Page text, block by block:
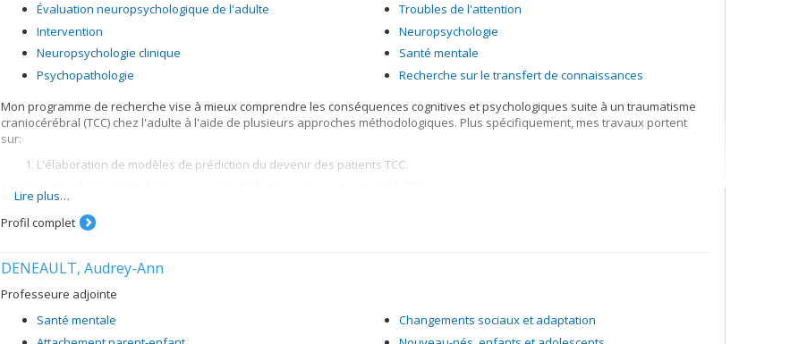
Évaluation neuropsychologique de l'adulte
Intervention
Neuropsychologie clinique
Psychopathologie
Troubles de l'attention
Neuropsychologie
Santé mentale
Recherche sur le transfert de connaissances
Mon programme de recherche vise à mieux comprendre les conséquences cognitives et psychologiques suite à un traumatisme
craniocérébral (TCC) chez l'adulte à l'aide de plusieurs approches méthodologiques. Plus spécifiquement, mes travaux portent
sur:
L'élaboration de modèles de prédiction du devenir des patients TCC.
L'évaluation de l'efficacité de programmes d'interventions et de réadaptations précoces pour les patients TCC.
Lire plus…
Profil complet
DENEAULT, Audrey-Ann
Professeure adjointe
Santé mentale
Changements sociaux et adaptation